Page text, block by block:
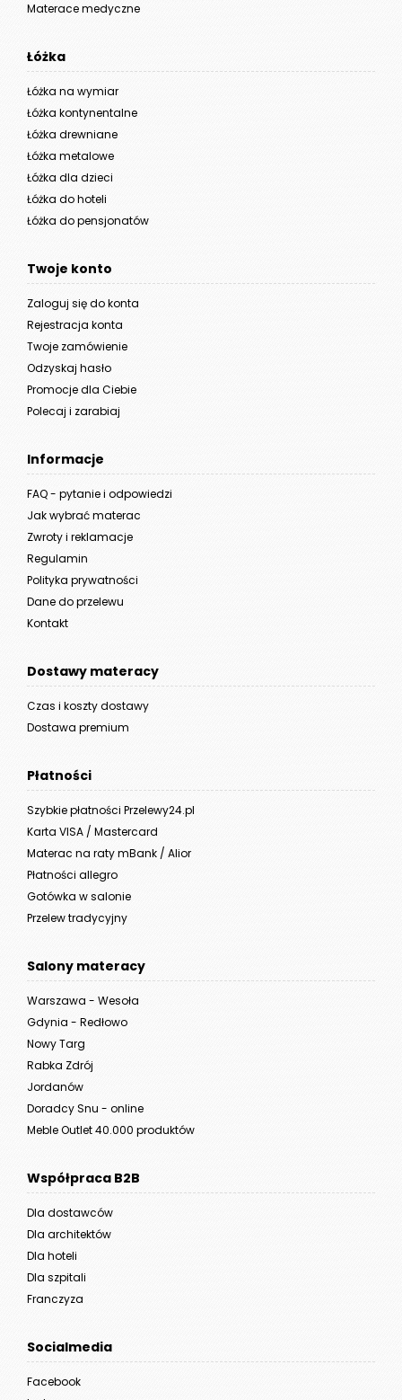
Materace medyczne
Łóżka
Łóżka na wymiar
Łóżka kontynentalne
Łóżka drewniane
Łóżka metalowe
Łóżka dla dzieci
Łóżka do hoteli
Łóżka do pensjonatów
Twoje konto
Zaloguj się do konta
Rejestracja konta
Twoje zamówienie
Odzyskaj hasło
Promocje dla Ciebie
Polecaj i zarabiaj
Informacje
FAQ - pytanie i odpowiedzi
Jak wybrać materac
Zwroty i reklamacje
Regulamin
Polityka prywatności
Dane do przelewu
Kontakt
Dostawy materacy
Czas i koszty dostawy
Dostawa premium
Płatności
Szybkie płatności Przelewy24.pl
Karta VISA / Mastercard
Materac na raty mBank / Alior
Płatności allegro
Gotówka w salonie
Przelew tradycyjny
Salony materacy
Warszawa - Wesoła
Gdynia - Redłowo
Nowy Targ
Rabka Zdrój
Jordanów
Doradcy Snu - online
Meble Outlet 40.000 produktów
Współpraca B2B
Dla dostawców
Dla architektów
Dla hoteli
Dla szpitali
Franczyza
Socialmedia
Facebook